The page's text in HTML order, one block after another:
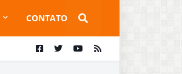
CONTATO